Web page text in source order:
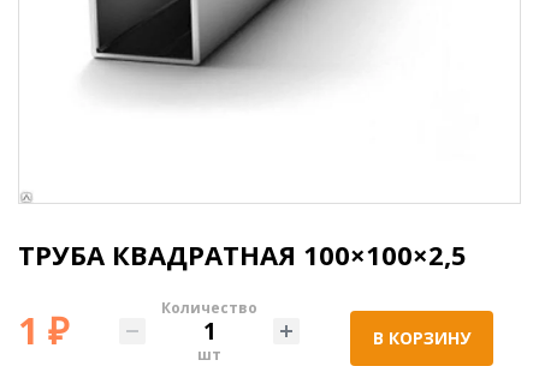
ТРУБА КВАДРАТНАЯ 100×100×2,5
1 ₽ Количество
шт
В КОРЗИНУ